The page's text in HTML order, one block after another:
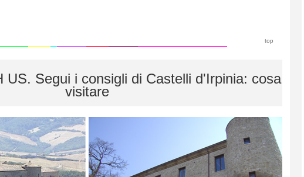
top
US. Segui i consigli di Castelli d'Irpinia: cosa
visitare